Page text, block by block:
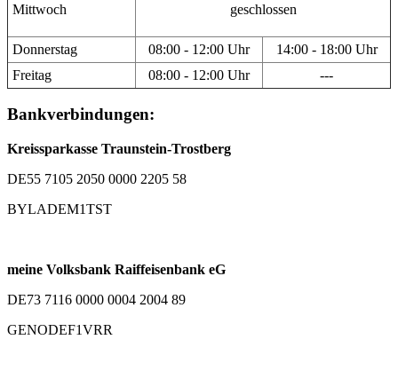
Mittwoch geschlossen
Donnerstag 08:00 - 12:00 Uhr
14:00 - 18:00 Uhr
Freitag
08:00 - 12:00 Uhr ---
Bankverbindungen:
Kreissparkasse Traunstein-Trostberg
DE55 7105 2050 0000 2205 58
BYLADEM1TST
meine Volksbank Raiffeisenbank eG
DE73 7116 0000 0004 2004 89
GENODEF1VRR